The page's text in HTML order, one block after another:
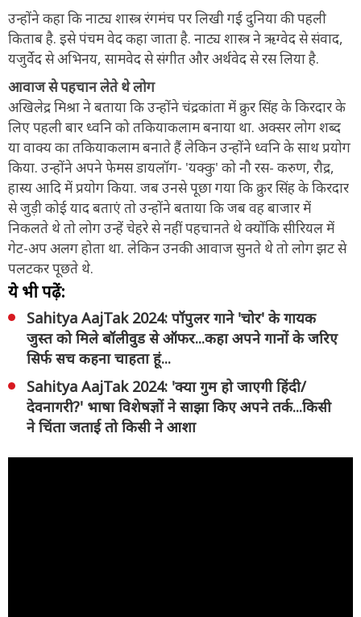
उन्होंने कहा कि नाट्य शास्त्र रंगमंच पर लिखी गई दुनिया की पहली
किताब है. इसे पंचम वेद कहा जाता है. नाट्य शास्त्र ने ऋग्वेद से संवाद,
यजुर्वेद से अभिनय, सामवेद से संगीत और अर्थवेद से रस लिया है.
आवाज से पहचान लेते थे लोग
अखिलेद्र मिश्रा ने बताया कि उन्होंने चंद्रकांता में क्रुर सिंह के किरदार के
लिए पहली बार ध्वनि को तकियाकलाम बनाया था. अक्सर लोग शब्द
या वाक्य का तकियाकलाम बनाते हैं लेकिन उन्होंने ध्वनि के साथ प्रयोग
किया. उन्होंने अपने फेमस डायलॉग- 'यक्कु' को नौ रस- करुण, रौद्र,
हास्य आदि में प्रयोग किया. जब उनसे पूछा गया कि क्रुर सिंह के किरदार
से जुड़ी कोई याद बताएं तो उन्होंने बताया कि जब वह बाजार में
निकलते थे तो लोग उन्हें चेहरे से नहीं पहचानते थे क्योंकि सीरियल में
गेट-अप अलग होता था. लेकिन उनकी आवाज सुनते थे तो लोग झट से
पलटकर पूछते थे.
ये भी पढ़ें:
Sahitya AajTak 2024: पॉपुलर गाने 'चोर' के गायक
जुस्त को मिले बॉलीवुड से ऑफर...कहा अपने गानों के जरिए
सिर्फ सच कहना चाहता हूं...
Sahitya AajTak 2024: 'क्या गुम हो जाएगी हिंदी/
देवनागरी?' भाषा विशेषज्ञों ने साझा किए अपने तर्क...किसी
ने चिंता जताई तो किसी ने आशा